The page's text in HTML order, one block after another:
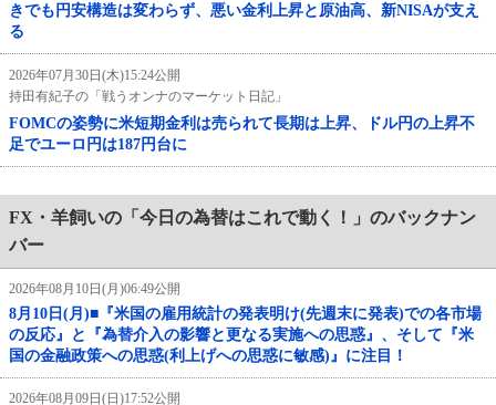
きでも円安構造は変わらず、悪い金利上昇と原油高、新NISAが支え
る
2026年07月30日(木)15:24公開
持田有紀子の「戦うオンナのマーケット日記」
FOMCの姿勢に米短期金利は売られて長期は上昇、ドル円の上昇不
足でユーロ円は187円台に
FX・羊飼いの「今日の為替はこれで動く！」のバックナン
バー
2026年08月10日(月)06:49公開
8月10日(月)■『米国の雇用統計の発表明け(先週末に発表)での各市場
の反応』と『為替介入の影響と更なる実施への思惑』、そして『米
国の金融政策への思惑(利上げへの思惑に敏感)』に注目！
2026年08月09日(日)17:52公開